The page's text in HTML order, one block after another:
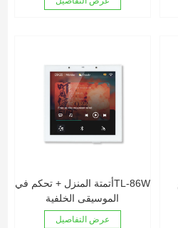
TL-86Wأتمتة المنزل + تحكم في
الموسيقى الخلفية
عرض التفاصيل